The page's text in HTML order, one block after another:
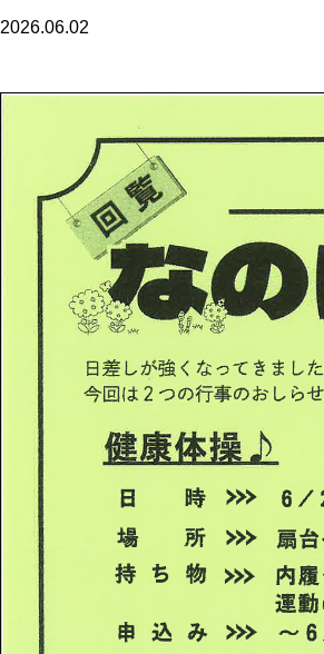
2026.06.02